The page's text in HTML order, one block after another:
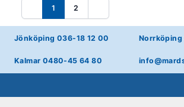
Föregående
1 2
Nästa
Jönköping 036-18 12 00 Norrköping
Kalmar 0480-45 64 80